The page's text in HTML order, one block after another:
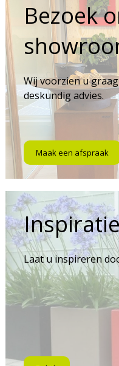
Bezoek
Wij voorzien u
deskundig advies.
Maak een afspraak
Laat u inspireren